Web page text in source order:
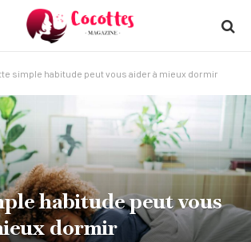
simple habitude peut vous aider à mieux dormir
habitude peut vous
dormir